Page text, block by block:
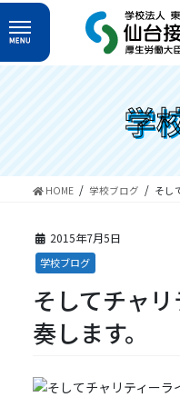
コ
ン
テ
ン
プ
ナ
ビ
ゲ
ー
動
学
HOME 学校ブログ そし
2015年7月5日
学校ブログ
そしてチャ
奏します。